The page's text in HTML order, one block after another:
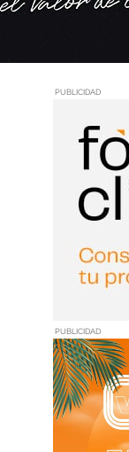
PUBLICIDAD
PUBLICIDAD